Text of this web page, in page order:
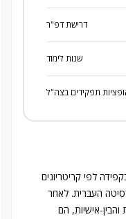
דרישת דפ"ר
שנות לימוד
תפקידים בצה"ל
לפי קריטריונים
העברית. לאחר
אישיות, הם